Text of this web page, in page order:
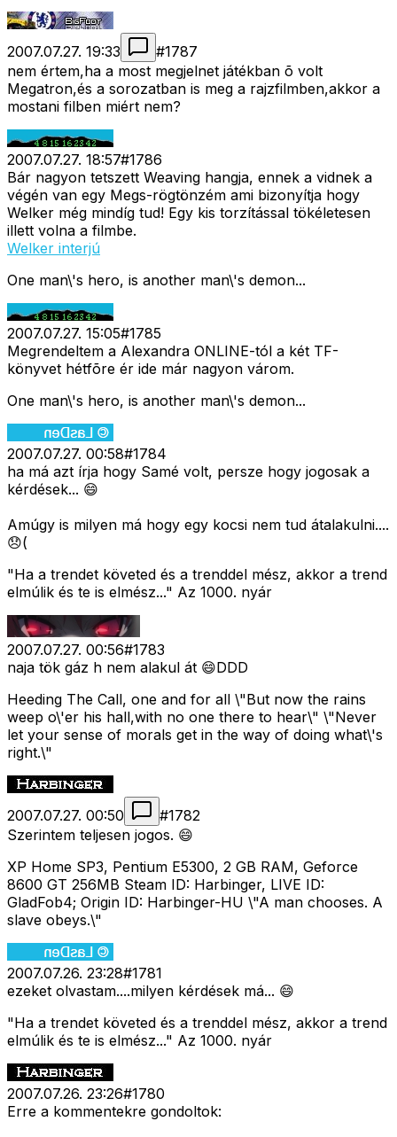
2007.07.27. 19:33 #1787
nem értem,ha a most megjelnet játékban õ volt
Megatron,és a sorozatban is meg a rajzfilmben,akkor a
mostani filben miért nem?
2007.07.27. 18:57#1786
Bár nagyon tetszett Weaving hangja, ennek a vidnek a
végén van egy Megs-rögtönzém ami bizonyítja hogy
Welker még mindíg tud! Egy kis torzítással tökéletesen
illett volna a filmbe.
Welker interjú
One man\'s hero, is another man\'s demon...
2007.07.27. 15:05#1785
Megrendeltem a Alexandra ONLINE-tól a két TF-
könyvet hétfõre ér ide már nagyon várom.
One man\'s hero, is another man\'s demon...
2007.07.27. 00:58#1784
ha má azt írja hogy Samé volt, persze hogy jogosak a
kérdések... 😄
Amúgy is milyen má hogy egy kocsi nem tud átalakulni....
😞(
"Ha a trendet követed és a trenddel mész, akkor a trend
elmúlik és te is elmész..." Az 1000. nyár
2007.07.27. 00:56#1783
naja tök gáz h nem alakul át 😄DDD
Heeding The Call, one and for all \"But now the rains
weep o\'er his hall,with no one there to hear\" \"Never
let your sense of morals get in the way of doing what\'s
right.\"
2007.07.27. 00:50 #1782
Szerintem teljesen jogos. 😄
XP Home SP3, Pentium E5300, 2 GB RAM, Geforce
8600 GT 256MB Steam ID: Harbinger, LIVE ID:
GladFob4; Origin ID: Harbinger-HU \"A man chooses. A
slave obeys.\"
2007.07.26. 23:28#1781
ezeket olvastam....milyen kérdések má... 😄
"Ha a trendet követed és a trenddel mész, akkor a trend
elmúlik és te is elmész..." Az 1000. nyár
2007.07.26. 23:26#1780
Erre a kommentekre gondoltok: